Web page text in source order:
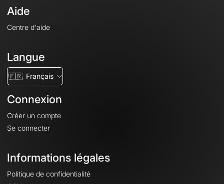
Aide
Centre d'aide
Langue
🇫🇷 Français
Connexion
Créer un compte
Se connecter
Informations légales
Politique de confidentialité